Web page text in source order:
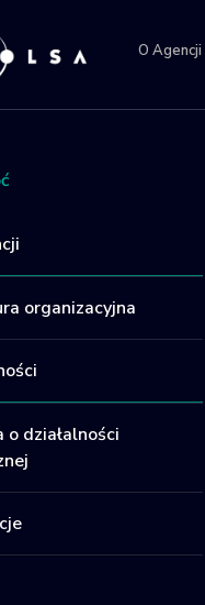
O Agencji
organizacyjna
działalności